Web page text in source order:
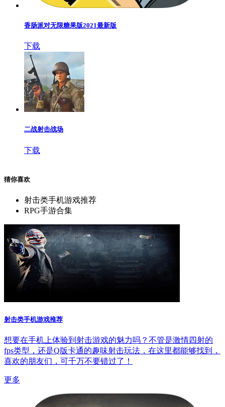
香肠派对无限糖果版2021最新版
下载
二战射击战场
下载
猜你喜欢
射击类手机游戏推荐
RPG手游合集
射击类手机游戏推荐
想要在手机上体验到射击游戏的魅力吗？不管是激情四射的
fps类型，还是Q版卡通的趣味射击玩法，在这里都能够找到，
喜欢的朋友们，可千万不要错过了！
更多